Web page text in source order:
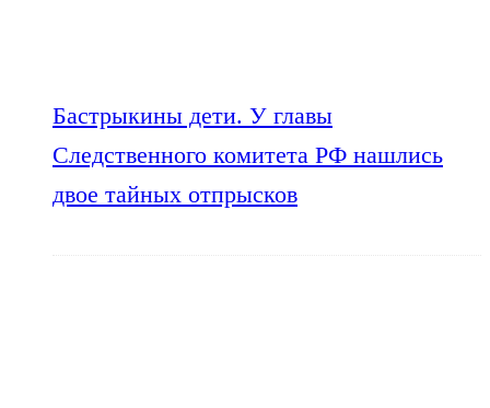
Бастрыкины дети. У главы
Следственного комитета РФ нашлись
двое тайных отпрысков